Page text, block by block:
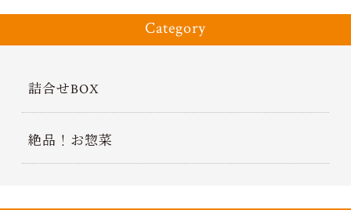
Category
詰合せBOX
絶品！お惣菜